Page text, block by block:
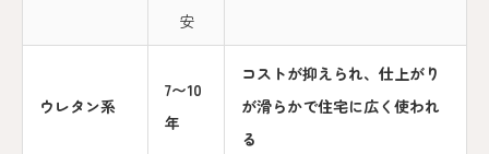
安
ウレタン系
7〜10
年
コストが抑えられ、仕上がり
が滑らかで住宅に広く使われ
る